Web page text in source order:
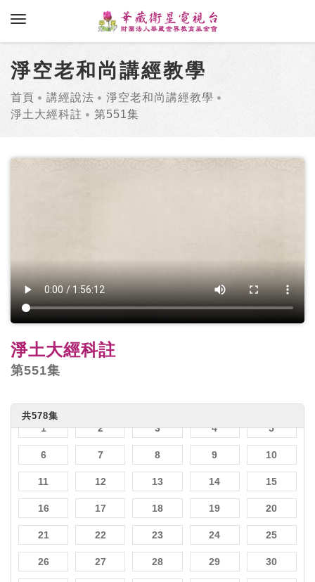
toggle navigation
淨空老和尚講經教學
首頁 講經說法
淨空老和尚講經教學
淨土大經科註
第551集
淨土大經科註
第551集
共578集
1 2 3 4 5
6 7 8 9 10
11 12 13 14 15
16 17 18 19 20
21 22 23 24 25
26 27 28 29 30